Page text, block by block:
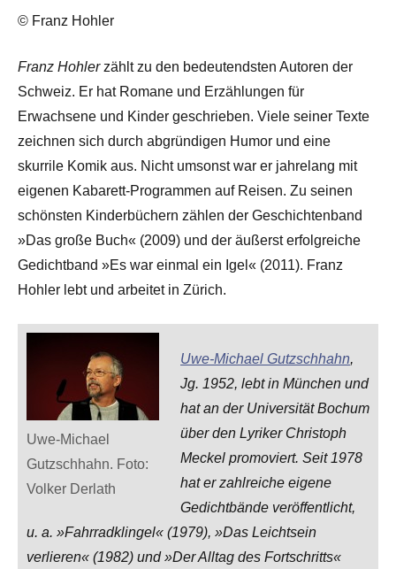
© Franz Hohler
Franz Hohlerzählt zu den bedeutendsten Autoren der
Schweiz. Er hat Romane und Erzählungen für
Erwachsene und Kinder geschrieben. Viele seiner Texte
zeichnen sich durch abgründigen Humor und eine
skurrile Komik aus. Nicht umsonst war er jahrelang mit
eigenen Kabarett-Programmen auf Reisen. Zu seinen
schönsten Kinderbüchern zählen der Geschichtenband
»Das große Buch« (2009) und der äußerst erfolgreiche
Gedichtband »Es war einmal ein Igel« (2011). Franz
Hohler lebt und arbeitet in Zürich.
Uwe-Michael
Gutzschhahn. Foto:
Volker Derlath
Uwe-Michael Gutzschhahn,
Jg. 1952, lebt in München und
hat an der Universität Bochum
über den Lyriker Christoph
Meckel promoviert. Seit 1978
hat er zahlreiche eigene
Gedichtbände veröffentlicht,
u. a. »Fahrradklingel« (1979), »Das Leichtsein
verlieren« (1982) und »Der Alltag des Fortschritts«